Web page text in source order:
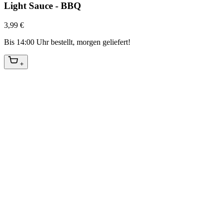
Light Sauce - BBQ
3,99 €
Bis 14:00 Uhr bestellt, morgen geliefert!
+